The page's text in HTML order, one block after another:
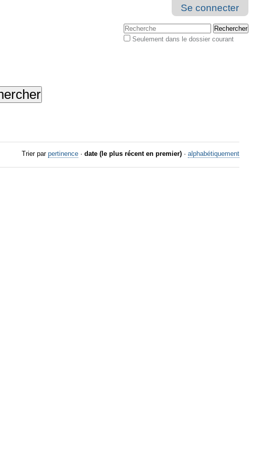
Se connecter
Chercher par
Seulement dans le dossier courant
Trier par pertinence · date (le plus récent en premier) · alphabétiquement